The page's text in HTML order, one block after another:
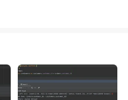
} static 메소드나 defa